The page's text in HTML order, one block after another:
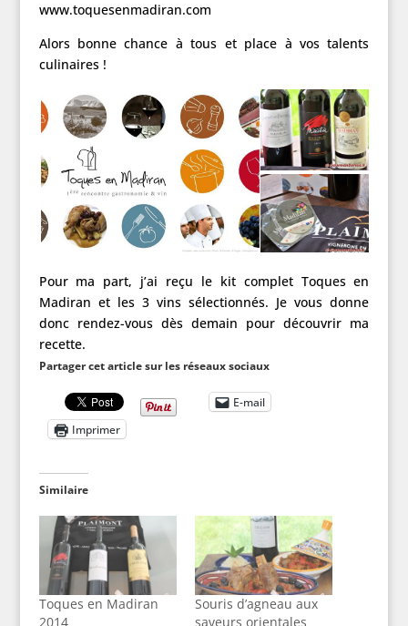
www.toquesenmadiran.com
Alors bonne chance à tous et place à vos talents
culinaires !
Pour ma part, j’ai reçu le kit complet Toques en
Madiran et les 3 vins sélectionnés. Je vous donne
donc rendez-vous dès demain pour découvrir ma
recette.
Partager cet article sur les réseaux sociaux
E-mail
Imprimer
Similaire
Toques en Madiran
2014
Souris d’agneau aux
saveurs orientales